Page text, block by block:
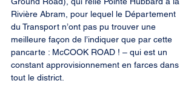
Rivière Abram, pour lequel le Département
du Transport n’ont pas pu trouver une
meilleure façon de l’indiquer que par cette
pancarte : McCOOK ROAD ! – qui est un
constant approvisionnement en farces dans
tout le district.